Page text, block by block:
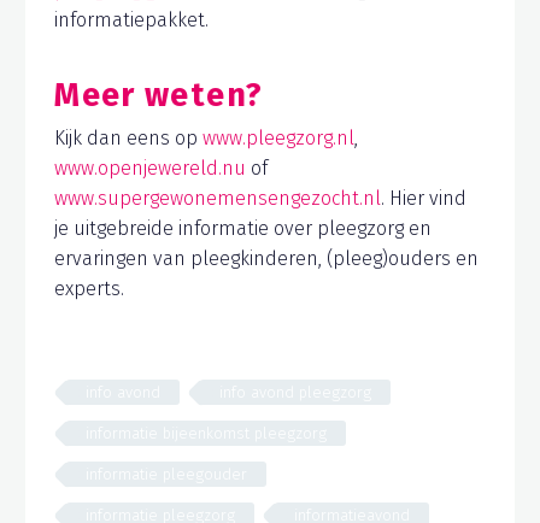
informatiepakket.
Meer weten?
Kijk dan eens opwww.pleegzorg.nl
www.openjewereld.nu of
www.supergewonemensengezocht.nl. Hier vind
je uitgebreide informatie over pleegzorg en
ervaringen van pleegkinderen, (pleeg)ouders en
experts.